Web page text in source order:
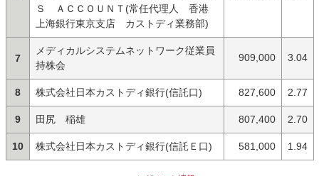
Ｓ ＡＣＣＯＵＮＴ(常任代理人 香港
上海銀行東京支店 カストディ業務部)
7
メディカルシステムネットワーク従業員
持株会
909,000 3.04
8 株式会社日本カストディ銀行(信託口) 827,600 2.77
9 田尻 稲雄 807,400 2.70
10 株式会社日本カストディ銀行(信託Ｅ口) 581,000 1.94